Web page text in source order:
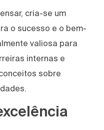
cria-se um
o sucesso e o bem-
valiosa para
internas e
sobre